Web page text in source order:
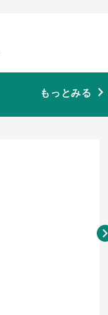
もっとみる